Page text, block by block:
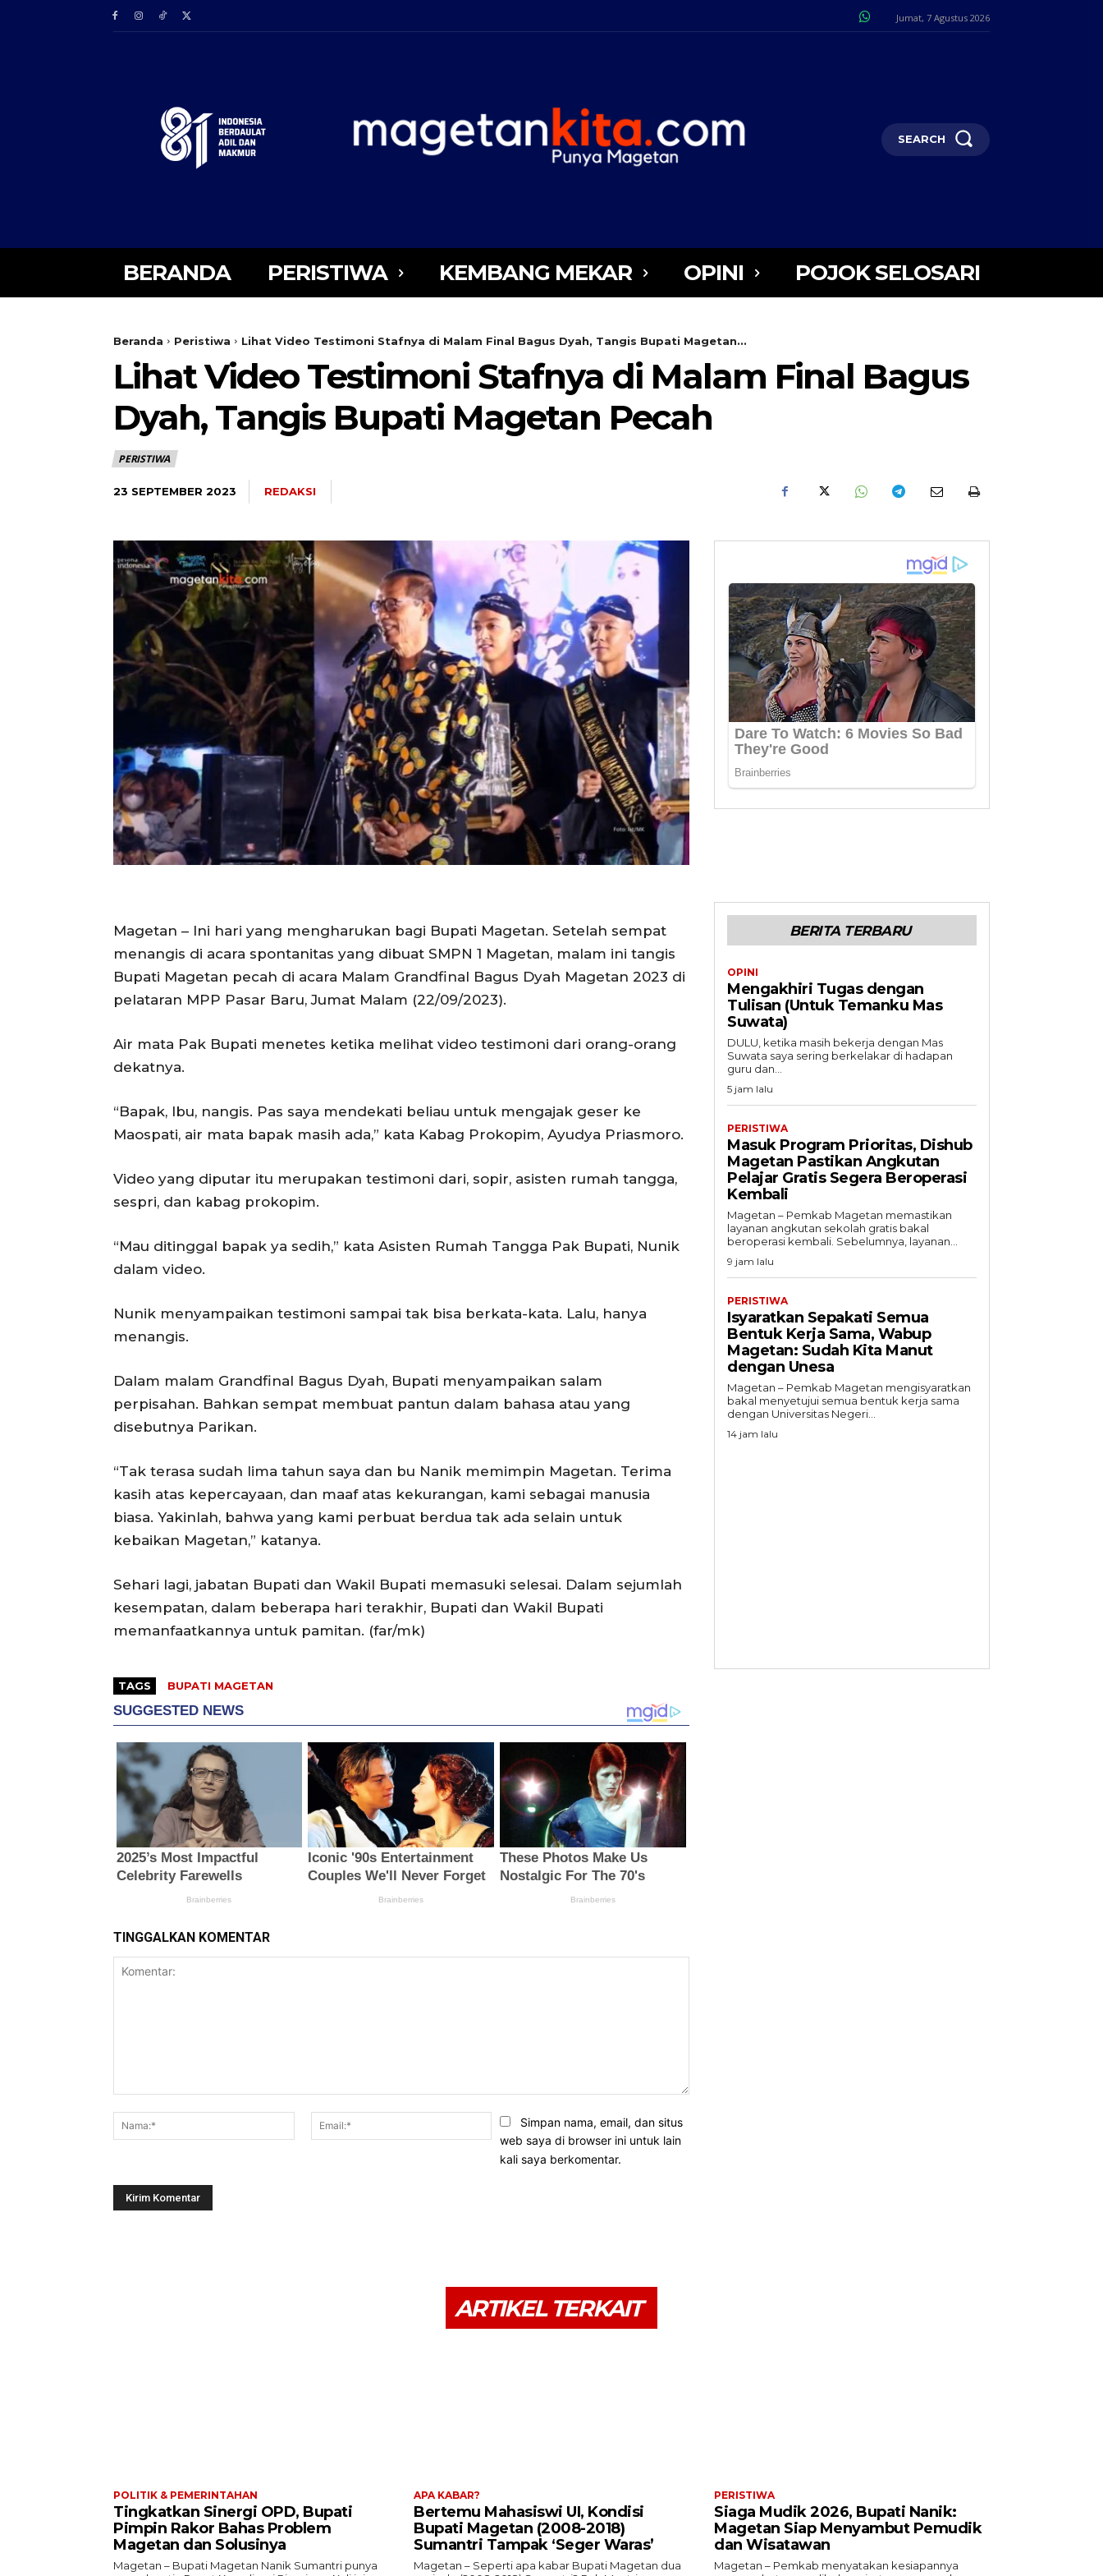
Jumat, 7 Agustus 2026
SEARCH
BERANDA PERISTIWA KEMBANG MEKAR OPINI POJOK SELOSARI
Beranda Peristiwa Lihat Video Testimoni Stafnya di Malam Final Bagus Dyah, Tangis Bupati Magetan...
Lihat Video Testimoni Stafnya di Malam Final Bagus
Dyah, Tangis Bupati Magetan Pecah
PERISTIWA
23 SEPTEMBER 2023 REDAKSI
Magetan – Ini hari yang mengharukan bagi Bupati Magetan. Setelah sempat
menangis di acara spontanitas yang dibuat SMPN 1 Magetan, malam ini tangis
Bupati Magetan pecah di acara Malam Grandfinal Bagus Dyah Magetan 2023 di
pelataran MPP Pasar Baru, Jumat Malam (22/09/2023).
Air mata Pak Bupati menetes ketika melihat video testimoni dari orang-orang
dekatnya.
“Bapak, Ibu, nangis. Pas saya mendekati beliau untuk mengajak geser ke
Maospati, air mata bapak masih ada,” kata Kabag Prokopim, Ayudya Priasmoro.
Video yang diputar itu merupakan testimoni dari, sopir, asisten rumah tangga,
sespri, dan kabag prokopim.
“Mau ditinggal bapak ya sedih,” kata Asisten Rumah Tangga Pak Bupati, Nunik
dalam video.
Nunik menyampaikan testimoni sampai tak bisa berkata-kata. Lalu, hanya
menangis.
Dalam malam Grandfinal Bagus Dyah, Bupati menyampaikan salam
perpisahan. Bahkan sempat membuat pantun dalam bahasa atau yang
disebutnya Parikan.
“Tak terasa sudah lima tahun saya dan bu Nanik memimpin Magetan. Terima
kasih atas kepercayaan, dan maaf atas kekurangan, kami sebagai manusia
biasa. Yakinlah, bahwa yang kami perbuat berdua tak ada selain untuk
kebaikan Magetan,” katanya.
Sehari lagi, jabatan Bupati dan Wakil Bupati memasuki selesai. Dalam sejumlah
kesempatan, dalam beberapa hari terakhir, Bupati dan Wakil Bupati
memanfaatkannya untuk pamitan. (far/mk)
TAGS BUPATI MAGETAN
TINGGALKAN KOMENTAR
Nama:*
Email:*Simpan nama, email, dan situs
web saya di browser ini untuk lain
kali saya berkomentar.
BERITA TERBARU
OPINI
Mengakhiri Tugas dengan
Tulisan (Untuk Temanku Mas
Suwata)
DULU, ketika masih bekerja dengan Mas
Suwata saya sering berkelakar di hadapan
guru dan...
5 jam lalu
PERISTIWA
Masuk Program Prioritas, Dishub
Magetan Pastikan Angkutan
Pelajar Gratis Segera Beroperasi
Kembali
Magetan – Pemkab Magetan memastikan
layanan angkutan sekolah gratis bakal
beroperasi kembali. Sebelumnya, layanan...
9 jam lalu
PERISTIWA
Isyaratkan Sepakati Semua
Bentuk Kerja Sama, Wabup
Magetan: Sudah Kita Manut
dengan Unesa
Magetan – Pemkab Magetan mengisyaratkan
bakal menyetujui semua bentuk kerja sama
dengan Universitas Negeri...
14 jam lalu
ARTIKEL TERKAIT
POLITIK & PEMERINTAHAN
Tingkatkan Sinergi OPD, Bupati
Pimpin Rakor Bahas Problem
Magetan dan Solusinya
Magetan – Bupati Magetan Nanik Sumantri punya
APA KABAR?
Bertemu Mahasiswi UI, Kondisi
Bupati Magetan (2008-2018)
Sumantri Tampak ‘Seger Waras’
Magetan – Seperti apa kabar Bupati Magetan dua
PERISTIWA
Siaga Mudik 2026, Bupati Nanik:
Magetan Siap Menyambut Pemudik
dan Wisatawan
Magetan – Pemkab menyatakan kesiapannya